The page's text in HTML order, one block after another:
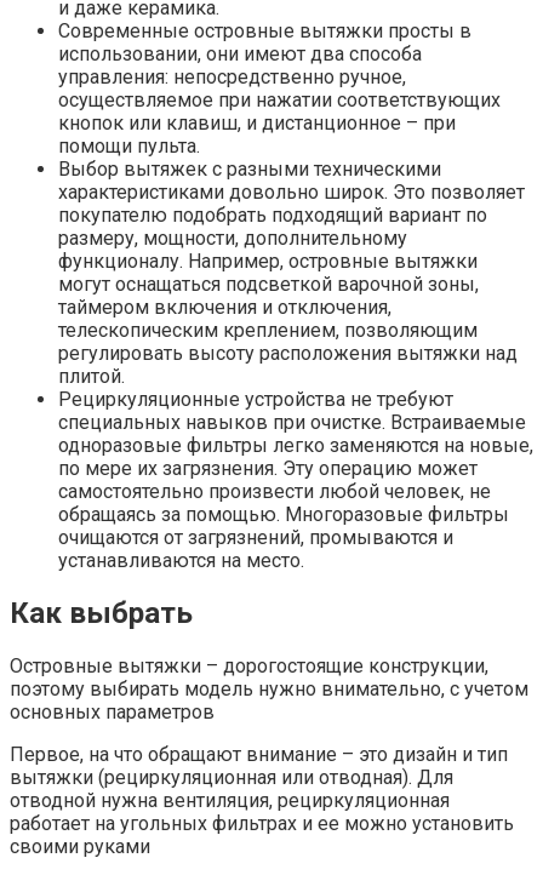
и даже керамика.
Современные островные вытяжки просты в
использовании, они имеют два способа
управления: непосредственно ручное,
осуществляемое при нажатии соответствующих
кнопок или клавиш, и дистанционное – при
помощи пульта.
Выбор вытяжек с разными техническими
характеристиками довольно широк. Это позволяет
покупателю подобрать подходящий вариант по
размеру, мощности, дополнительному
функционалу. Например, островные вытяжки
могут оснащаться подсветкой варочной зоны,
таймером включения и отключения,
телескопическим креплением, позволяющим
регулировать высоту расположения вытяжки над
плитой.
Рециркуляционные устройства не требуют
специальных навыков при очистке. Встраиваемые
одноразовые фильтры легко заменяются на новые,
по мере их загрязнения. Эту операцию может
самостоятельно произвести любой человек, не
обращаясь за помощью. Многоразовые фильтры
очищаются от загрязнений, промываются и
устанавливаются на место.
Как выбрать
Островные вытяжки – дорогостоящие конструкции,
поэтому выбирать модель нужно внимательно, с учетом
основных параметров
Первое, на что обращают внимание – это дизайн и тип
вытяжки (рециркуляционная или отводная). Для
отводной нужна вентиляция, рециркуляционная
работает на угольных фильтрах и ее можно установить
своими руками